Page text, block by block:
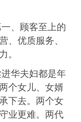
、 顾客至上的
、优质服务、
。
华夫妇都是年
个女儿、女婿
下去。两个女
业更难。两代